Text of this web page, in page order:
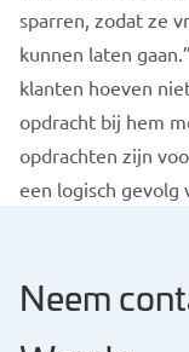
sparren, zodat ze
kunnen laten
klanten hoeven
opdracht bij hem
opdrachten zijn
een logisch gevolg
Neem